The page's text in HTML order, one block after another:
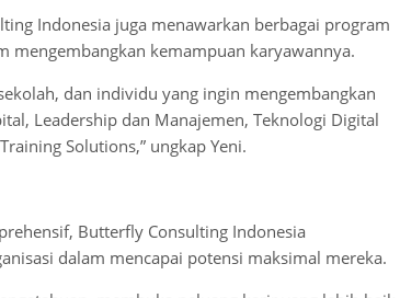
Indonesia juga menawarkan berbagai program
mengembangkan kemampuan karyawannya.
dan individu yang ingin mengembangkan
Leadership dan Manajemen, Teknologi Digital
Solutions,” ungkap Yeni.
Butterfly Consulting Indonesia
dalam mencapai potensi maksimal mereka.